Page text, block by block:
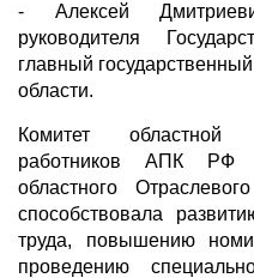
- Алексей
руководителя
главный
области.
Комитет областной
работников АПК РФ
областного
способствовала
труда, повышению
проведению